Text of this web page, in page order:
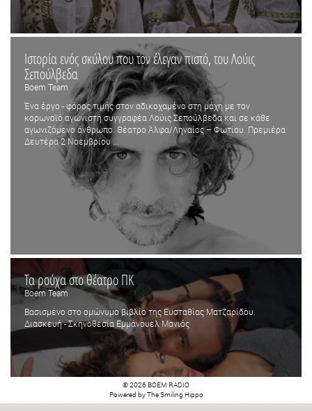
Ιστορία ενός σκύλου που τον έλεγαν πιστό, του Λούις
Σεπούλβεδα
Boem Team
Ένα έργο - φόρος τιμής στον αδικοχαμένο στη μάχη με τον
κορωνοϊό αγωνιστή συγγραφέα Λούις Σεπούλβεδα και σε κάθε
αγωνιζόμενο άνθρωπο. Θέατρο Άλφα/Ληναίος – Φωτίου. Πρεμιέρα
Δευτέρα 2 Νοεμβρίου ...
Τα ρούχα στο θέατρο ΠΚ
Boem Team
Βασισμένο στο ομώνυμο βιβλίο της Ευσταθίας Ματζαρίδου.
Διασκευή - Σκηνοθεσία Εμμάνουελ Μανιός
© 2026 BOEM RADIO
Powered byThe Smiling Hippo